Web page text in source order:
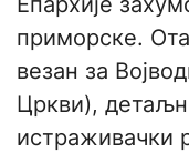
приморске.
везан за
Цркви),
истраживачки